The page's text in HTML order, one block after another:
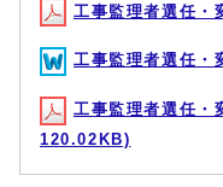
工事監理者選任
工事監理者選任
工事監理者選任・
120.02KB)